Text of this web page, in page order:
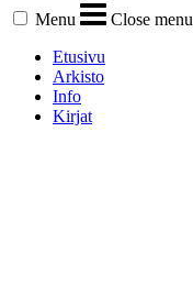
Menu
Close menu
Etusivu
Arkisto
Info
Kirjat